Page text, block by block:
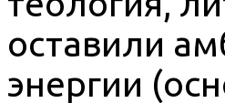
оставили
энергии